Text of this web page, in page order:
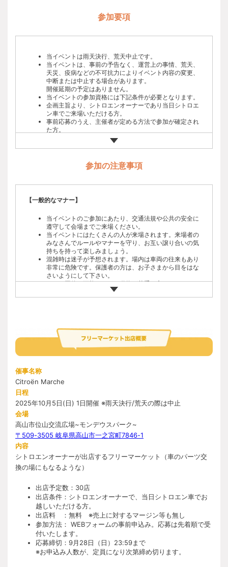
参加要項
当イベントは雨天決行、荒天中止です。
当イベントは、事前の予告なく、運営上の事情、荒天、
天災、疫病などの不可抗力によりイベント内容の変更、
中断または中止する場合があります。
開催延期の予定はありません。
当イベントの参加資格には下記条件が必要となります。
企画主旨より、シトロエンオーナーであり当日シトロエ
ン車でご来場いただける方。
事前応募のうえ、主催者が定める方法で参加が確定され
た方。
当イベントの参加料は無料です。会場内における販売物
どは参加者各自のご負担です。
当イベントへの参加は、指定のwebサイトにある応募フ
当イベントは、先着順でのご応募により参加者を決定し
イベントに関する詳細のご案内は、2025年9月中旬以降
会場内駐車場は、車種や年式により区画を分けて駐車い
ただきます。詳細は、別途ご参加者様にご連絡します。
会場内の安全確保のため、駐車場の入出時間に制限があ
ります。ご入場時間は参加確定後のお知らせをご覧くだ
さい。
当規約に併せて「参加要項」および「参加の注意事項」
の内容もご確認ください。
当イベント内「Citroën Marche」への出店は、前述の規
約が前提となります。参加条件および参加要項、参加注
意事項を踏まえ、出店要項をご確認ください。
参加の注意事項
【一般的なマナー】
当イベントのご参加にあたり、交通法規や公共の安全に
遵守して会場までご来場ください。
当イベントにはたくさんの人が来場されます。来場者の
みなさんでルールやマナーを守り、お互い譲り合いの気
持ちを持って楽しみましょう。
混雑時は迷子が予想されます。場内は車両の往来もあり
非常に危険です。保護者の方は、お子さまから目をはな
さいようにして下さい。
ペット同伴は可能ですが、動物が苦手な方もいらっしゃ
いますので、必ずリードにつなぎ、トイレの始末や吠え
た場合の対応など、周りの方々へご配慮をお願いしま
お車や自転車を運転される方のご飲酒は固くお断りいた
します。
火災予防ならびに芝生保護のため、会場内はコンロ、焚
会場内でのドローンの使用は禁止です。
ますようお願いいたします。放置や帰宅途中での投棄は
厳禁です。
【主な権利について】
会場で撮影したイベントの写真や映像は、今後、主催者
ございます。また当日はメディアの取材も予定してお
り、WEBサイトや出版物に掲載される可能性がございま
すので、予めご了承ください。
商品やブランド、その他商業的なPR行為・販売行為は禁
止させていただきます。
会場内の撮影は可能ですが写り込みなど、他の来場者の
方々へのご配慮をお願いいたします。
【ご参加にあたって】
当イベントへの参加は、希望者が多数想定されますので
事前応募による先着制となります。応募フォームからお
催事名称
Citroën Marche
日程
2025年10月5日(日) 1日開催 ※雨天決行/荒天の際は中止
会場
高山市位山交流広場~モンデウスパーク~
〒509-3505 岐阜県高山市一之宮町7846-1
内容
シトロエンオーナーが出店するフリーマーケット（車のパーツ交
換の場にもなるような）
出店予定数：30店
出店条件：シトロエンオーナーで、当日シトロエン車でお
越しいただける方。
出店料 ：無料 ※売上に対するマージン等も無し
参加方法： WEBフォームの事前申込み。応募は先着順で受
付いたします。
応募締切：9月28日（日）23:59まで
※お申込み人数が、定員になり次第締め切ります。